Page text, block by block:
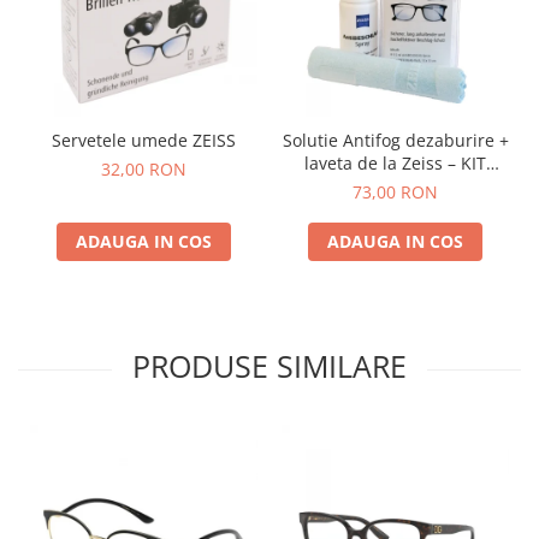
Servetele umede ZEISS
32,00 RON
ADAUGA IN COS
Solutie Antifog dezaburire +
laveta de la Zeiss – KIT
COMPLET
73,00 RON
ADAUGA IN COS
PRODUSE SIMILARE